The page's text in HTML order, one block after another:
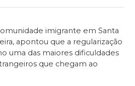
imigrante em Santa
apontou que a regularização
uma das maiores dificuldades
que chegam ao